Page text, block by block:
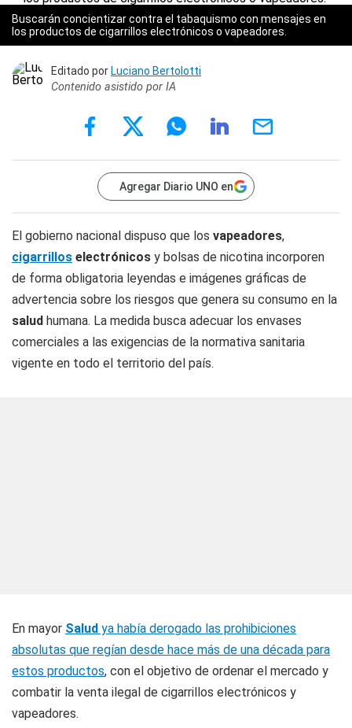
Buscarán concientizar contra el tabaquismo con mensajes en
los productos de cigarrillos electrónicos o vapeadores.
Editado porLuciano Bertolotti
Contenido asistido por IA
Agregar Diario UNO en
El gobierno nacional dispuso que los vapeadores,
cigarrillos electrónicos y bolsas de nicotina incorporen
de forma obligatoria leyendas e imágenes gráficas de
advertencia sobre los riesgos que genera su consumo en la
salud humana. La medida busca adecuar los envases
comerciales a las exigencias de la normativa sanitaria
vigente en todo el territorio del país.
En mayor Salud ya había derogado las prohibiciones
absolutas que regían desde hace más de una década para
estos productos, con el objetivo de ordenar el mercado y
combatir la venta ilegal de cigarrillos electrónicos y
vapeadores.